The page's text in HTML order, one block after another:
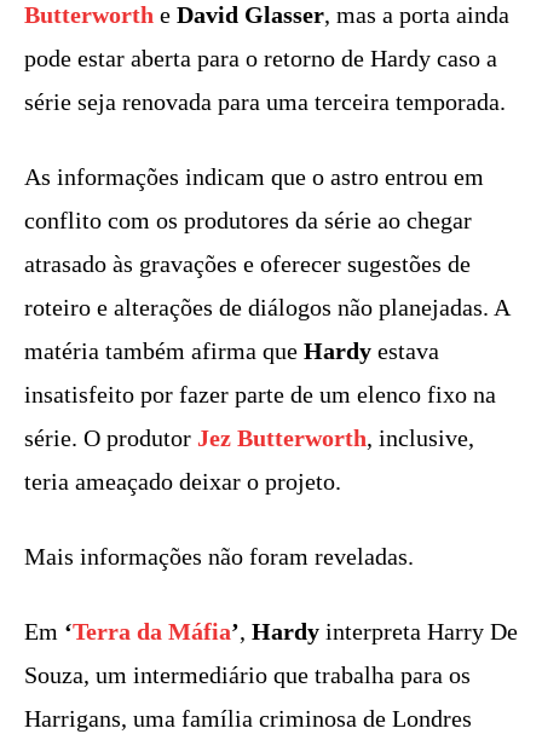
Butterworth e David Glasser, mas a porta ainda
pode estar aberta para o retorno de Hardy caso a
série seja renovada para uma terceira temporada.
As informações indicam que o astro entrou em
conflito com os produtores da série ao chegar
atrasado às gravações e oferecer sugestões de
roteiro e alterações de diálogos não planejadas. A
matéria também afirma que Hardy estava
insatisfeito por fazer parte de um elenco fixo na
série. O produtor Jez Butterworth, inclusive,
teria ameaçado deixar o projeto.
Mais informações não foram reveladas.
Em ‘Terra da Máfia’, Hardy interpreta Harry De
Souza, um intermediário que trabalha para os
Harrigans, uma família criminosa de Londres